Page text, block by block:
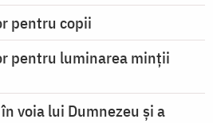
pentru copii
pentru luminarea minţii
voia lui Dumnezeu şi a